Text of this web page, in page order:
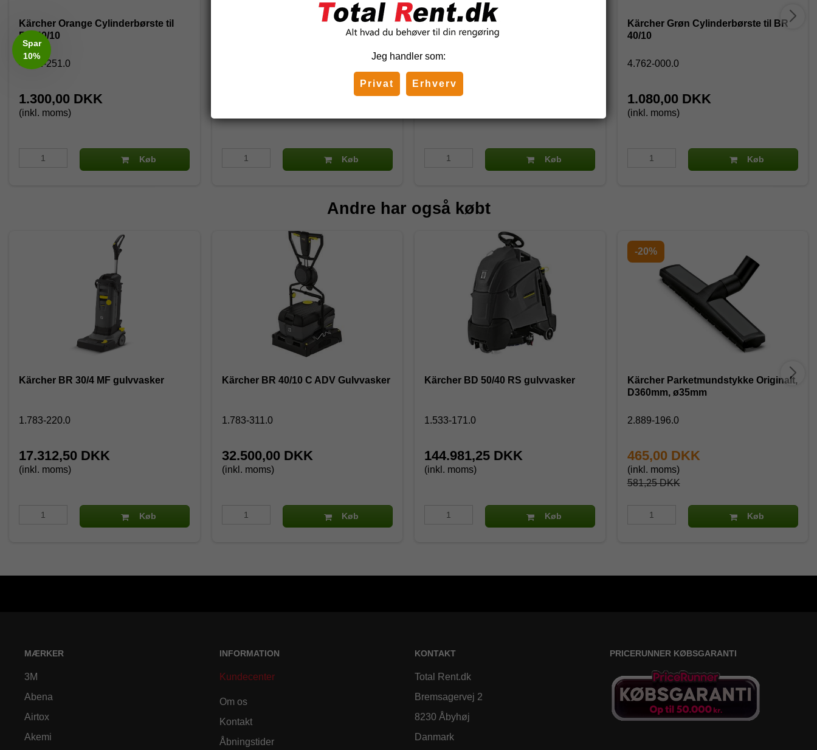
Kärcher Orange Cylinderbørste til
BR 40/10
4.762-251.0
1.300,00 DKK
(inkl. moms)
Køb
Kärcher Sort Cylinderbørste til BR
Køb
Kärcher Blå Cylinderbørste til BR
40/10
968,75 DKK
Køb
Kärcher Grøn Cylinderbørste til BR
40/10
4.762-000.0
1.080,00 DKK
(inkl. moms)
Køb
Andre har også købt
Kärcher BR 30/4 MF gulvvasker
1.783-220.0
17.312,50 DKK
(inkl. moms)
Køb
Kärcher BR 40/10 C ADV Gulvvasker
1.783-311.0
32.500,00 DKK
(inkl. moms)
Køb
Kärcher BD 50/40 RS gulvvasker
1.533-171.0
144.981,25 DKK
(inkl. moms)
Køb
-20%
Kärcher Parketmundstykke Originalt,
D360mm, ø35mm
2.889-196.0
581,25 DKK
465,00 DKK
(inkl. moms)
Køb
MÆRKER
3M
Abena
Airtox
Akemi
INFORMATION
Kundecenter
Om os
Kontakt
Åbningstider
KONTAKT
Total Rent.dk
Bremsagervej 2
8230 Åbyhøj
Danmark
PRICERUNNER KØBSGARANTI
Jeg handler som:
Privat Erhverv
Spar
10%